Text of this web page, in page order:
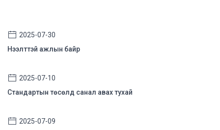
2025-07-30
Нээлттэй ажлын байр
2025-07-10
Стандартын төсөлд санал авах тухай
2025-07-09